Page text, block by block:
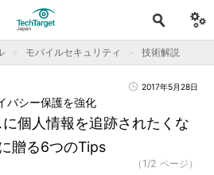
モバイルセキュリティ 技術解説
2017年5月28日
個人情報を追跡されたくな
贈る6つのTips
バシー保護を強化
（1/2 ページ）